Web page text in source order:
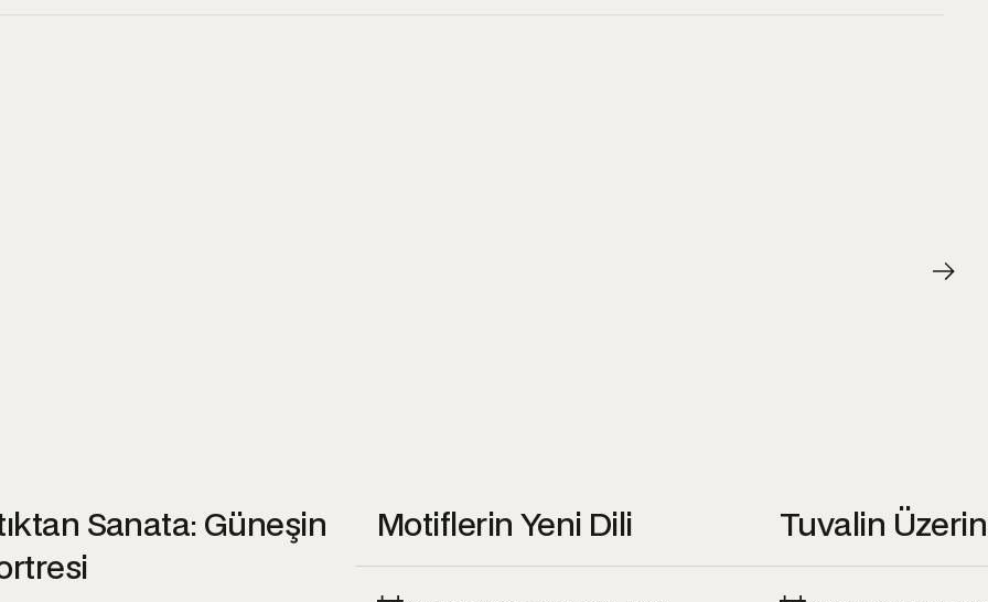
Sanata: Güneşin
Motiflerin Yeni Dili Tuvalin